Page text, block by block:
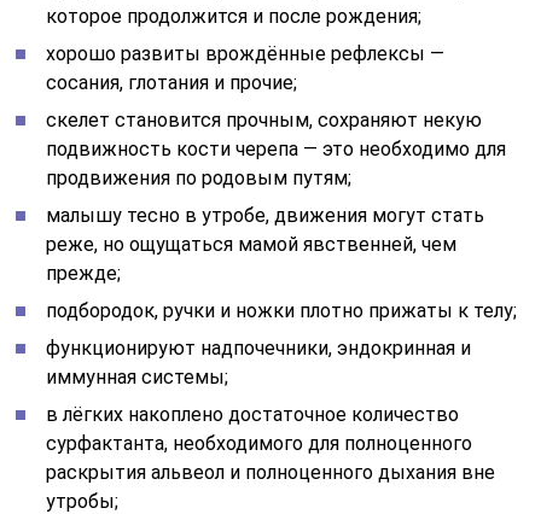
которое продолжится и после рождения;
хорошо развиты врождённые рефлексы —
сосания, глотания и прочие;
скелет становится прочным, сохраняют некую
подвижность кости черепа — это необходимо для
продвижения по родовым путям;
малышу тесно в утробе, движения могут стать
реже, но ощущаться мамой явственней, чем
прежде;
подбородок, ручки и ножки плотно прижаты к телу;
функционируют надпочечники, эндокринная и
иммунная системы;
в лёгких накоплено достаточное количество
сурфактанта, необходимого для полноценного
раскрытия альвеол и полноценного дыхания вне
утробы;